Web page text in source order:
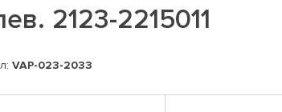
2123-2215011
VAP-023-2033